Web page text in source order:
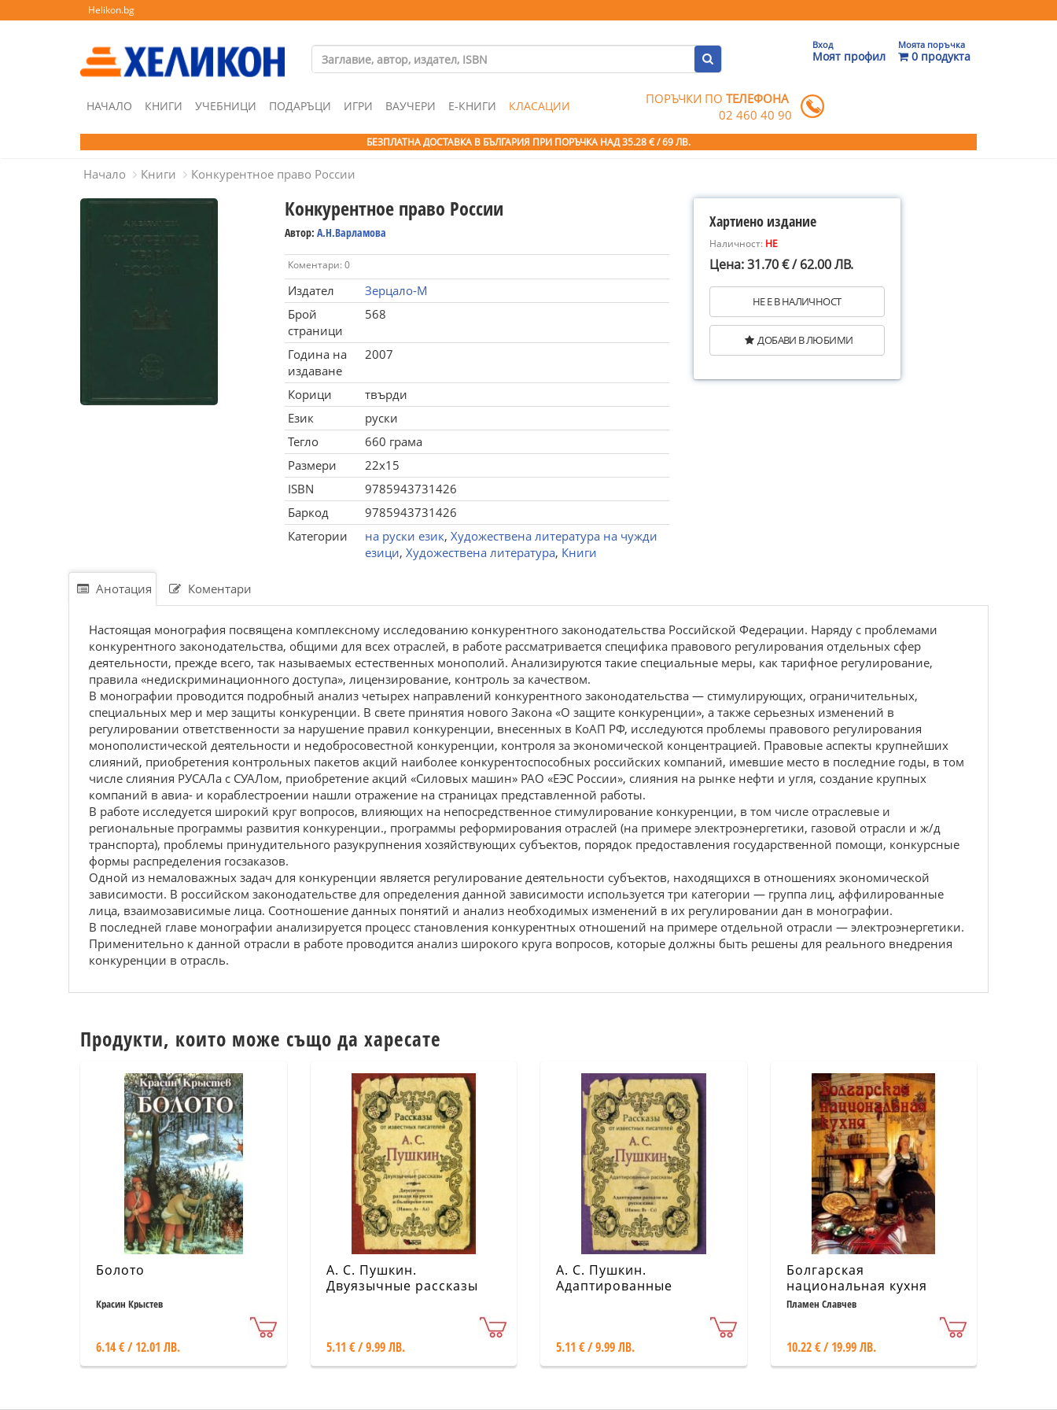
Helikon.bg
Вход
Моят профил
Моята поръчка
0 продукта
НАЧАЛО КНИГИ УЧЕБНИЦИ ПОДАРЪЦИ ИГРИ ВАУЧЕРИ Е-КНИГИ КЛАСАЦИИ ПОРЪЧКИ ПОТЕЛЕФОНА
02 460 40 90
БЕЗПЛАТНА ДОСТАВКА В БЪЛГАРИЯ ПРИ ПОРЪЧКА НАД 35.28 € / 69 ЛВ.
Начало Книги Конкурентное право России
Конкурентное право России
Автор: А.Н.Варламова
Коментари: 0
Издател
Зерцало-М
Брой
страници
568
Година на
издаване
2007
Корици
твърди
Език
руски
Тегло
660 грама
Размери
22x15
ISBN
9785943731426
Баркод
9785943731426
Категории
на руски език, Художествена литература на чужди
езици, Художествена литература, Книги
Хартиено издание
Наличност: НЕ
Цена: 31.70 € / 62.00 ЛВ.
НЕ Е В НАЛИЧНОСТ
ДОБАВИ В ЛЮБИМИ
Анотация Коментари
Настоящая монография посвящена комплексному исследованию конкурентного законодательства Российской Федерации. Наряду с проблемами
конкурентного законодательства, общими для всех отраслей, в работе рассматривается специфика правового регулирования отдельных сфер
деятельности, прежде всего, так называемых естественных монополий. Анализируются такие специальные меры, как тарифное регулирование,
правила «недискриминационного доступа», лицензирование, контроль за качеством.
В монографии проводится подробный анализ четырех направлений конкурентного законодательства — стимулирующих, ограничительных,
специальных мер и мер защиты конкуренции. В свете принятия нового Закона «О защите конкуренции», а также серьезных изменений в
регулировании ответственности за нарушение правил конкуренции, внесенных в КоАП РФ, исследуются проблемы правового регулирования
монополистической деятельности и недобросовестной конкуренции, контроля за экономической концентрацией. Правовые аспекты крупнейших
слияний, приобретения контрольных пакетов акций наиболее конкурентоспособных российских компаний, имевшие место в последние годы, в том
числе слияния РУСАЛа с СУАЛом, приобретение акций «Силовых машин» РАО «ЕЭС России», слияния на рынке нефти и угля, создание крупных
компаний в авиа- и кораблестроении нашли отражение на страницах представленной работы.
В работе исследуется широкий круг вопросов, влияющих на непосредственное стимулирование конкуренции, в том числе отраслевые и
региональные программы развития конкуренции., программы реформирования отраслей (на примере электроэнергетики, газовой отрасли и ж/д
транспорта), проблемы принудительного разукрупнения хозяйствующих субъектов, порядок предоставления государственной помощи, конкурсные
формы распределения госзаказов.
Одной из немаловажных задач для конкуренции является регулирование деятельности субъектов, находящихся в отношениях экономической
зависимости. В российском законодательстве для определения данной зависимости используется три категории — группа лиц, аффилированные
лица, взаимозависимые лица. Соотношение данных понятий и анализ необходимых изменений в их регулировании дан в монографии.
В последней главе монографии анализируется процесс становления конкурентных отношений на примере отдельной отрасли — электроэнергетики.
Применительно к данной отрасли в работе проводится анализ широкого круга вопросов, которые должны быть решены для реального внедрения
конкуренции в отрасль.
Продукти, които може също да харесате
Болото
Красин Крыстев
6.14 € / 12.01 ЛВ.
А. С. Пушкин.
Двуязычные рассказы
5.11 € / 9.99 ЛВ.
А. С. Пушкин.
Адаптированные
5.11 € / 9.99 ЛВ.
Болгарская
национальная кухня
Пламен Славчев
10.22 € / 19.99 ЛВ.